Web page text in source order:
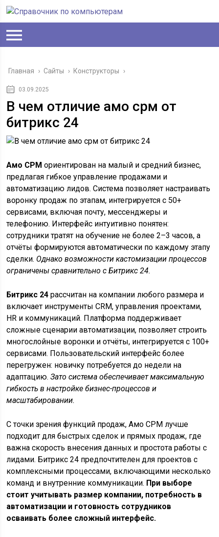
Главная › Сайты › Конструкторы ›
03.09.2025
В чем отличие амо срм от
битрикс 24
Амо СРМ ориентирован на малый и средний бизнес,
предлагая гибкое управление продажами и
автоматизацию лидов. Система позволяет настраивать
воронку продаж по этапам, интегрируется с 50+
сервисами, включая почту, мессенджеры и
телефонию. Интерфейс интуитивно понятен:
сотрудники тратят на обучение не более 2–3 часов, а
отчёты формируются автоматически по каждому этапу
сделки. Однако возможности кастомизации процессов
ограничены сравнительно с Битрикс 24.
Битрикс 24 рассчитан на компании любого размера и
включает инструменты CRM, управления проектами,
HR и коммуникаций. Платформа поддерживает
сложные сценарии автоматизации, позволяет строить
многослойные воронки и отчёты, интегрируется с 100+
сервисами. Пользовательский интерфейс более
перегружен: новичку потребуется до недели на
адаптацию.Зато система обеспечивает максимальную
гибкость в настройке бизнес-процессов и
масштабировании.
С точки зрения функций продаж, Амо СРМ лучше
подходит для быстрых сделок и прямых продаж, где
важна скорость внесения данных и простота работы с
лидами. Битрикс 24 предпочтителен для проектов с
комплексными процессами, включающими несколько
команд и внутренние коммуникации. При выборе
стоит учитывать размер компании, потребность в
автоматизации и готовность сотрудников
осваивать более сложный интерфейс.